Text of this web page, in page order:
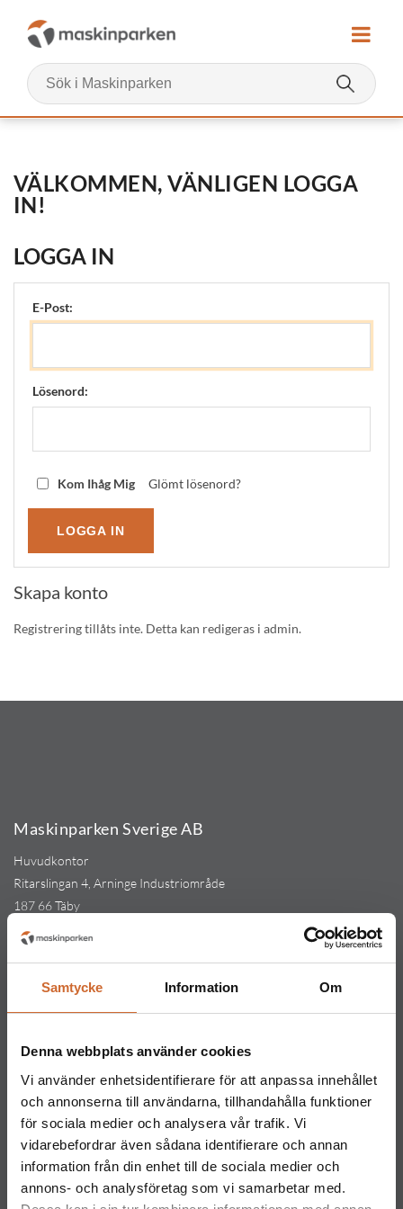
Samtycke Information Om
Denna webbplats använder cookies
Vi använder enhetsidentifierare för att anpassa innehållet
och annonserna till användarna, tillhandahålla funktioner
för sociala medier och analysera vår trafik. Vi
vidarebefordrar även sådana identifierare och annan
information från din enhet till de sociala medier och
annons- och analysföretag som vi samarbetar med.
VÄLKOMMEN, VÄNLIGEN LOGGA
IN!
LOGGA IN
E-Post:
Lösenord:
Kom Ihåg Mig Glömt lösenord?
Skapa konto
Registrering tillåts inte. Detta kan redigeras i admin.
Maskinparken Sverige AB
Huvudkontor
Ritarslingan 4, Arninge Industriområde
187 66 Täby
Tel:
Orgnr: 559217-5763
Kontakt
Maskinparken Stockholm
stockholm@maskinparken.se
Maskinparken Göteborg
031-711 30 10
goteborg@maskinparken.se
Maskinparken Malmö
040-40 40 20